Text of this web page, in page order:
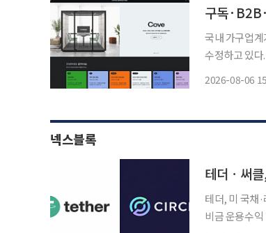
구독
국내 가구업
수정하고 있
2026-08-06
넥스블록
테더ㆍ써
테더, 미 국채
비금 운용수